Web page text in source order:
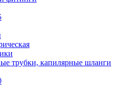
трубки, капилярные шланги